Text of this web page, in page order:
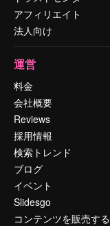
アフィリエイト
法人向け
運営
料金
会社概要
Reviews
採用情報
検索トレンド
ブログ
イベント
Slidesgo
コンテンツを販売する